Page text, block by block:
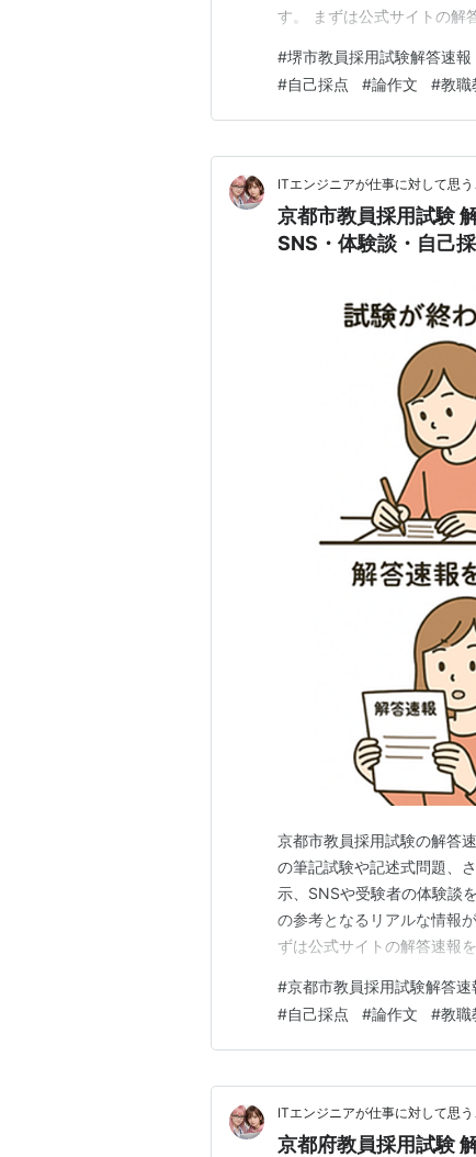
す。 まずは公式サイトの解
性の高い情報源として必ず
が、公式情報に基づいた対
#堺市教員採用試験解答速報
#自己採点 #論作文 #教職
ITエンジニアが仕事に対して思う
京都市教員採用試験
SNS・体験談・自己
京都市教員採用試験の解答
の筆記試験や記述式問題、
示、SNSや受験者の体験談
の参考となるリアルな情報
ずは公式サイトの解答速報
的ですが、正確な情報を得
https://
#京都市教員採用試験解答速
#自己採点 #論作文 #教職
ITエンジニアが仕事に対して思う
京都府教員採用試験